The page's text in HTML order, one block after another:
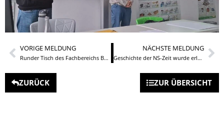
VORIGE MELDUNG
Runder Tisch des Fachbereichs Bautechnik am TGSBBZ Neunkirchen
NÄCHSTE MELDUNG
Geschichte der NS-Zeit wurde erlebbar
ZURÜCK ZUR ÜBERSICHT